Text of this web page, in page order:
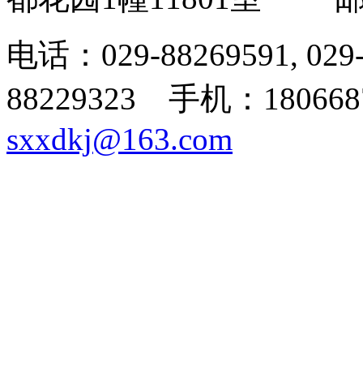
电话：029-88269591,
88229323 手机：
sxxdkj@163.com